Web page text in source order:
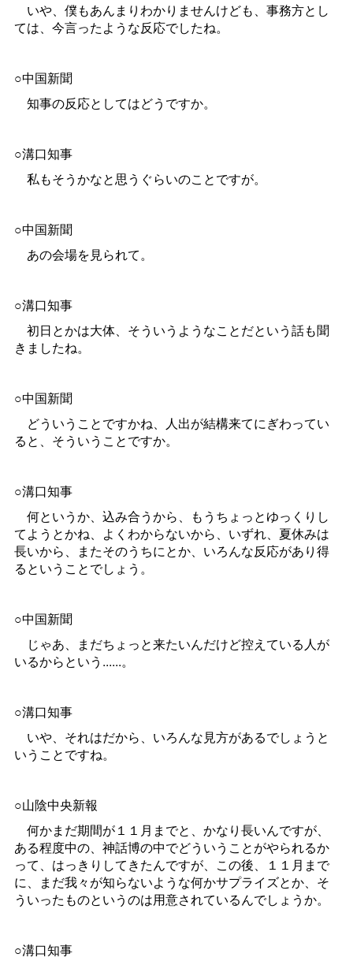
いや、僕もあんまりわかりませんけども、事務方とし
ては、今言ったような反応でしたね。
○中国新聞
知事の反応としてはどうですか。
○溝口知事
私もそうかなと思うぐらいのことですが。
○中国新聞
あの会場を見られて。
○溝口知事
初日とかは大体、そういうようなことだという話も聞
きましたね。
○中国新聞
どういうことですかね、人出が結構来てにぎわってい
ると、そういうことですか。
○溝口知事
何というか、込み合うから、もうちょっとゆっくりし
てようとかね、よくわからないから、いずれ、夏休みは
長いから、またそのうちにとか、いろんな反応があり得
るということでしょう。
○中国新聞
じゃあ、まだちょっと来たいんだけど控えている人が
いるからという......。
○溝口知事
いや、それはだから、いろんな見方があるでしょうと
いうことですね。
○山陰中央新報
何かまだ期間が１１月までと、かなり長いんですが、
ある程度中の、神話博の中でどういうことがやられるか
って、はっきりしてきたんですが、この後、１１月まで
に、まだ我々が知らないような何かサプライズとか、そ
ういったものというのは用意されているんでしょうか。
○溝口知事